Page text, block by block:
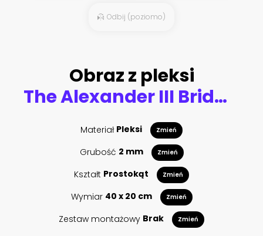
Odbij (poziomo)
Obraz z pleksi
The Alexander III Bridge across Seine river in Paris
Materiał Pleksi Zmień
Grubość 2 mm Zmień
Kształt Prostokąt Zmień
Wymiar 40 x 20 cm Zmień
Zestaw montażowy Brak Zmień